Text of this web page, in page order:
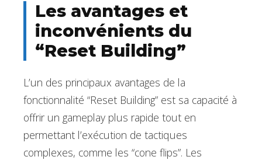
Les avantages et
inconvénients du
“Reset Building”
L’un des principaux avantages de la
fonctionnalité “Reset Building” est sa capacité à
offrir un gameplay plus rapide tout en
permettant l’exécution de tactiques
complexes, comme les “cone flips”. Les